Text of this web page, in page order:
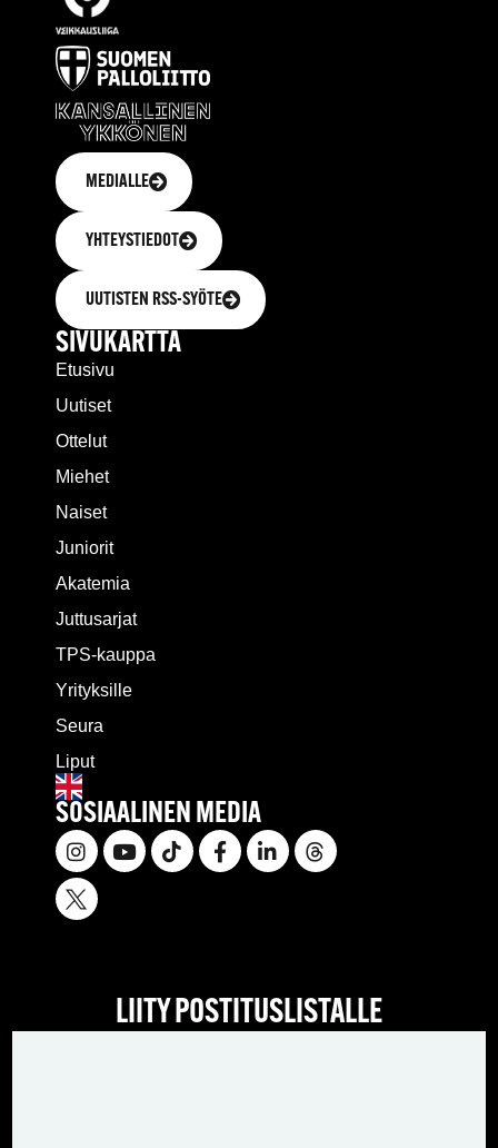
MEDIALLE
YHTEYSTIEDOT
UUTISTEN RSS-SYÖTE
SIVUKARTTA
Etusivu
Uutiset
Ottelut
Miehet
Naiset
Juniorit
Akatemia
Juttusarjat
TPS-kauppa
Yrityksille
Seura
Liput
SOSIAALINEN MEDIA
LIITY POSTITUSLISTALLE